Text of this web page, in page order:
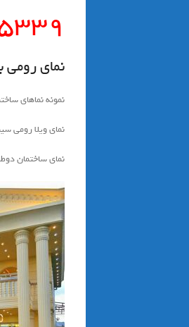
نمای رومی
نمونه نماهای
نمای ویلا رومی
نمای ساختمان